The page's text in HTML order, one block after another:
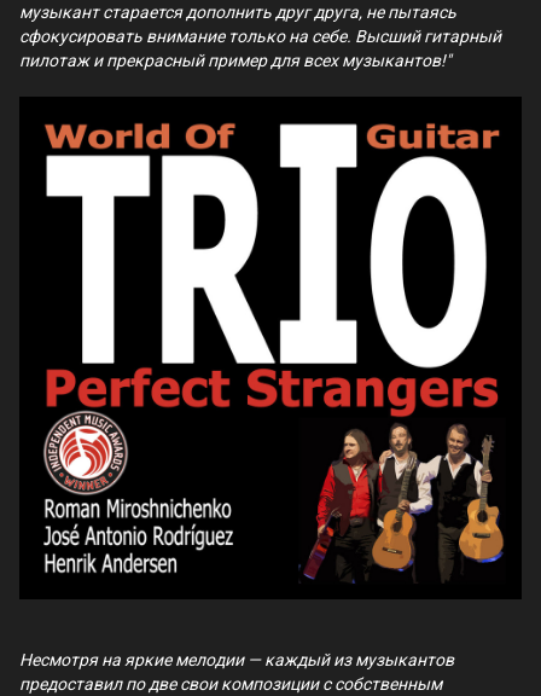
музыкант старается дополнить друг друга, не пытаясь
сфокусировать внимание только на себе. Высший гитарный
пилотаж и прекрасный пример для всех музыкантов!"
Несмотря на яркие мелодии — каждый из музыкантов
предоставил по две свои композиции с собственным